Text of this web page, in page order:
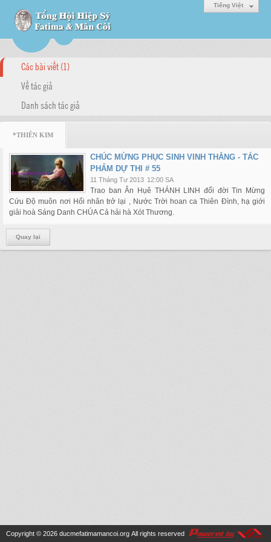
Tiếng Việt
Các bài viết (1)
Về tác giả
Danh sách tác giả
*THIÊN KIM
CHÚC MỪNG PHỤC SINH VINH THẮNG - TÁC
PHẨM DỰ THI # 55
11 Tháng Tư 2013 12:00 SA
Trao ban Ân Hụê THÁNH LINH đổi đời Tin Mừng
Cứu Độ muôn nơi Hối nhân trở lại , Nước Trời hoan ca Thiên Đình, hạ giới
giải hoà Sáng Danh CHÚA Cả hải hà Xót Thương.
Quay lại
Copyright © 2026 ducmefatimamancoi.org All rights reserved